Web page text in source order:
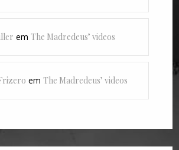
emThe Madredeus’ videos
emThe Madredeus’ videos